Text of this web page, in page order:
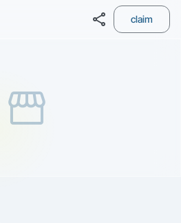
share claim
storefront